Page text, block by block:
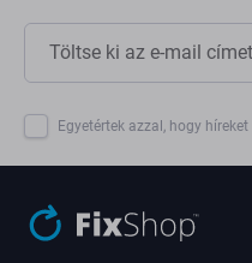
Egyetértek azzal, hogy